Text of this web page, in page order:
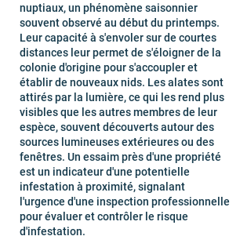
nuptiaux, un phénomène saisonnier
souvent observé au début du printemps.
Leur capacité à s'envoler sur de courtes
distances leur permet de s'éloigner de la
colonie d'origine pour s'accoupler et
établir de nouveaux nids. Les alates sont
attirés par la lumière, ce qui les rend plus
visibles que les autres membres de leur
espèce, souvent découverts autour des
sources lumineuses extérieures ou des
fenêtres. Un essaim près d'une propriété
est un indicateur d'une potentielle
infestation à proximité, signalant
l'urgence d'une inspection professionnelle
pour évaluer et contrôler le risque
d'infestation.